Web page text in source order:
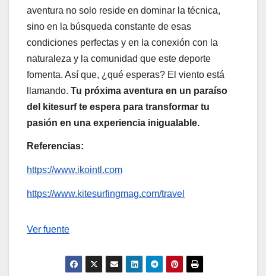
aventura no solo reside en dominar la técnica,
sino en la búsqueda constante de esas
condiciones perfectas y en la conexión con la
naturaleza y la comunidad que este deporte
fomenta. Así que, ¿qué esperas? El viento está
llamando. Tu próxima aventura en un paraíso
del kitesurf te espera para transformar tu
pasión en una experiencia inigualable.
Referencias:
https://www.ikointl.com
https://www.kitesurfingmag.com/travel
Navegación
Ver fuente